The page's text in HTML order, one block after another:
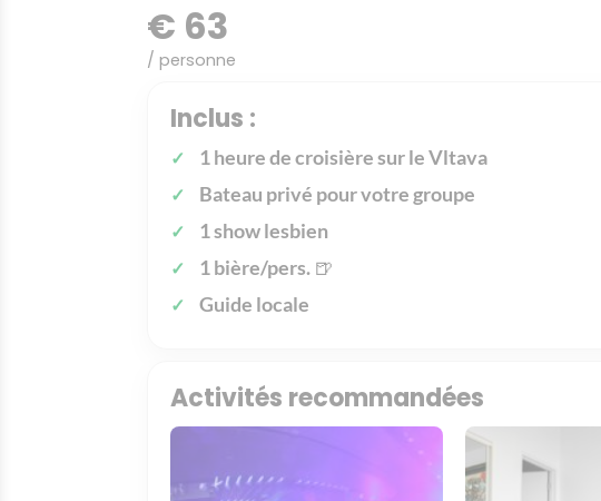
€ 63
/ personne
Inclus :
1 heure de croisière sur le Vltava
Bateau privé pour votre groupe
1 show lesbien
1 bière/pers. 🍺
Guide locale
Activités recommandées